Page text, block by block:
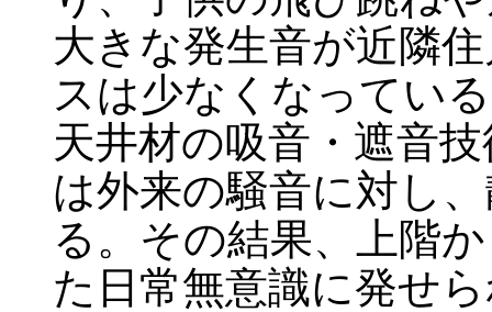
大きな発生音が近隣
スは少なくなってい
天井材の吸音・遮音
は外来の騒音に対し
る。その結果、上階
た日常無意識に発せ